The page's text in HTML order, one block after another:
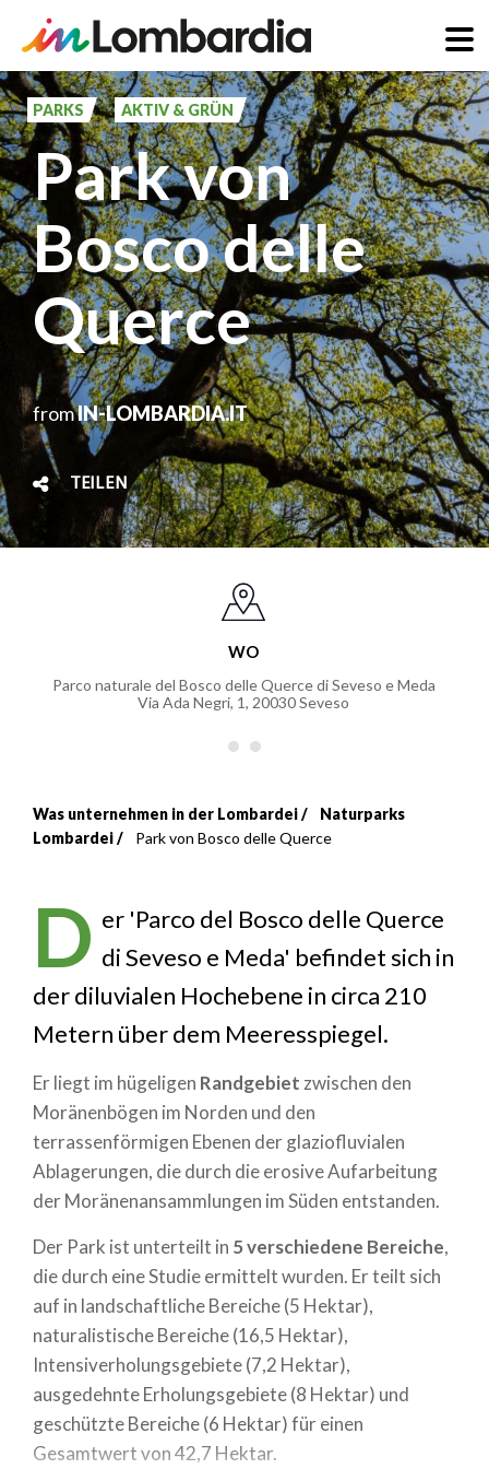
Direkt
zum
Inhalt
PARKS AKTIV & GRÜN
Park von
Bosco delle
Querce
fromIN-LOMBARDIA.IT
TEILEN
WO
Parco naturale del Bosco delle Querce di Seveso e Meda
Via Ada Negri, 1, 20030Seveso
Breadcrumb
Was unternehmen in der Lombardei
Naturparks
Lombardei
Park von Bosco delle Querce
D er 'Parco del Bosco delle Querce
di Seveso e Meda' befindet sich in
der diluvialen Hochebene in circa 210
Metern über dem Meeresspiegel.
Er liegt im hügeligen Randgebiet zwischen den
Moränenbögen im Norden und den
terrassenförmigen Ebenen der glaziofluvialen
Ablagerungen, die durch die erosive Aufarbeitung
der Moränenansammlungen im Süden entstanden.
Der Park ist unterteilt in 5 verschiedene Bereiche,
die durch eine Studie ermittelt wurden. Er teilt sich
auf in landschaftliche Bereiche (5 Hektar),
naturalistische Bereiche (16,5 Hektar),
Intensiverholungsgebiete (7,2 Hektar),
ausgedehnte Erholungsgebiete (8 Hektar) und
geschützte Bereiche (6 Hektar) für einen
Gesamtwert von 42,7 Hektar.